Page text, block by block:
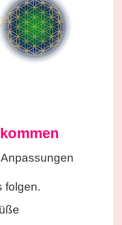
Anpassungen
folgen.